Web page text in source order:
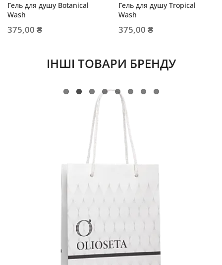
Гель для душу Botanical
Wash
375,00 ₴
Гель для душу Tropical
Wash
375,00 ₴
ІНШІ ТОВАРИ БРЕНДУ